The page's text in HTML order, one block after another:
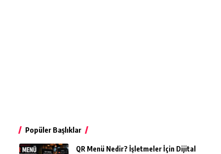
Popüler Başlıklar
QR Menü Nedir? İşletmeler İçin Dijital